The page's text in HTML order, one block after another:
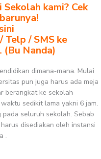
kami? Cek
/ SMS ke
Nanda)
dimana-mana. Mulai
pun juga harus ada meja
berangkat ke sekolah
sedikit lama yakni 6 jam.
seluruh sekolah. Sebab
disediakan oleh instansi
.